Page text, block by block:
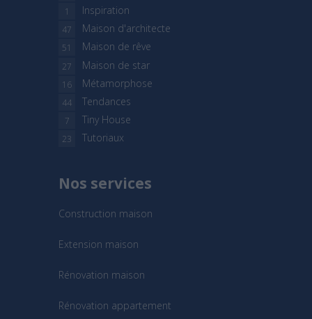
Inspiration
1
Maison d'architecte
47
Maison de rêve
51
Maison de star
27
Métamorphose
16
Tendances
44
Tiny House
7
Tutoriaux
23
Nos services
Construction maison
Extension maison
Rénovation maison
Rénovation appartement